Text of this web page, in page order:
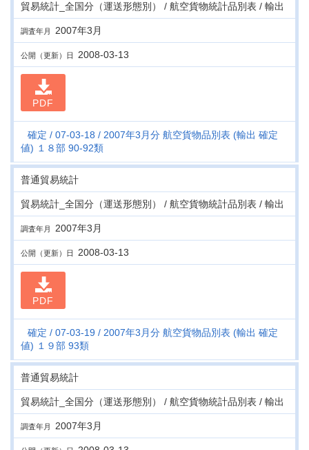
貿易統計_全国分（運送形態別） / 航空貨物統計品別表 / 輸出
調査年月 2007年3月
公開（更新）日 2008-03-13
PDF
確定 07-03-18
2007年3月分 航空貨物品別表 (輸出 確定
値) １８部 90-92類
普通貿易統計
貿易統計_全国分（運送形態別） / 航空貨物統計品別表 / 輸出
調査年月 2007年3月
公開（更新）日 2008-03-13
PDF
確定 07-03-19
2007年3月分 航空貨物品別表 (輸出 確定
値) １９部 93類
普通貿易統計
貿易統計_全国分（運送形態別） / 航空貨物統計品別表 / 輸出
調査年月 2007年3月